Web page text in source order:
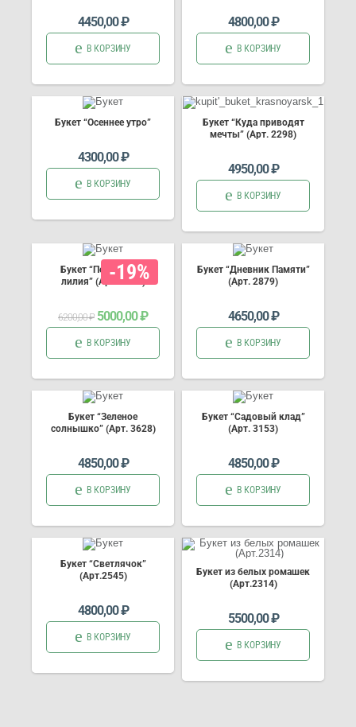
4450,00₽
В КОРЗИНУ
4800,00₽
В КОРЗИНУ
Букет “Осеннее утро”
4300,00₽
В КОРЗИНУ
Букет “Куда приводят
мечты” (Арт. 2298)
4950,00₽
В КОРЗИНУ
-19%
Букет “Перуанская
лилия” (Арт. 2720)
6200,00₽ Первоначальная
цена
составляла
5000,00₽Текущая
цена:
5000,00 ₽.
В КОРЗИНУ
Букет “Дневник Памяти”
(Арт. 2879)
4650,00₽
В КОРЗИНУ
Букет “Зеленое
солнышко” (Арт. 3628)
4850,00₽
В КОРЗИНУ
Букет “Садовый клад”
(Арт. 3153)
4850,00₽
В КОРЗИНУ
Букет “Светлячок”
(Арт.2545)
4800,00₽
В КОРЗИНУ
Букет из белых ромашек
(Арт.2314)
5500,00₽
В КОРЗИНУ